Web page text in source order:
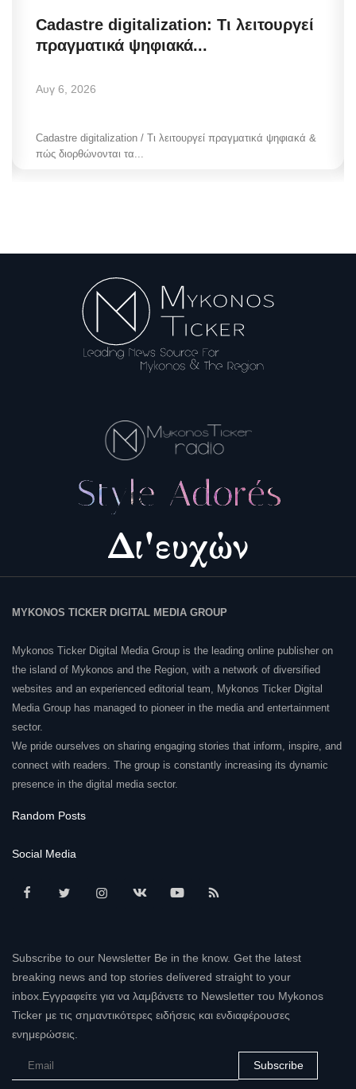
Cadastre digitalization: Τι λειτουργεί
πραγματικά ψηφιακά...
Αυγ 6, 2026
Cadastre digitalization / Τι λειτουργεί πραγματικά ψηφιακά &
πώς διορθώνονται τα...
MYKONOS TICKER DIGITAL MEDIA GROUP
Mykonos Ticker Digital Media Group is the leading online publisher on
the island of Mykonos and the Region, with a network of diversified
websites and an experienced editorial team, Mykonos Ticker Digital
Media Group has managed to pioneer in the media and entertainment
sector.
We pride ourselves on sharing engaging stories that inform, inspire, and
connect with readers. The group is constantly increasing its dynamic
presence in the digital media sector.
Random Posts
Social Media
Subscribe to our Newsletter Be in the know. Get the latest
breaking news and top stories delivered straight to your
inbox.Εγγραφείτε για να λαμβάνετε το Newsletter του Mykonos
Ticker με τις σημαντικότερες ειδήσεις και ενδιαφέρουσες
ενημερώσεις.
Subscribe